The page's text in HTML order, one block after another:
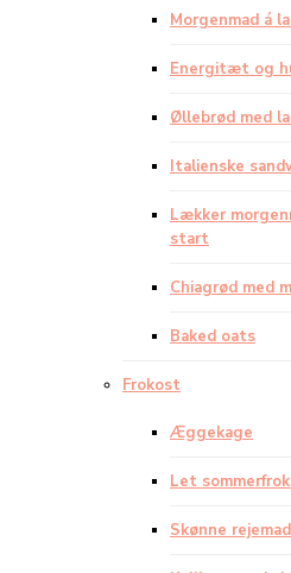
Morgenmad á
Energitæt og
Øllebrød med
Italienske
Lækker
start
Chiagrød med
Baked oats
Frokost
Æggekage
Let
Skønne